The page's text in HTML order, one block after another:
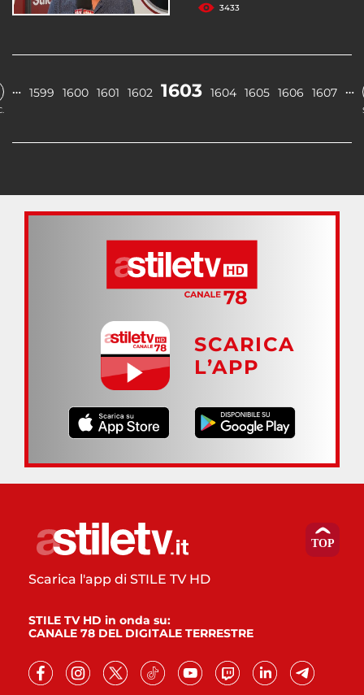
3433
… 1599 1600 1601 1602 1603 1604 1605 1606 1607 …
SCARICA
L’APP
Scarica l'app di STILE TV HD
STILE TV HD in onda su:
CANALE 78 DEL DIGITALE TERRESTRE